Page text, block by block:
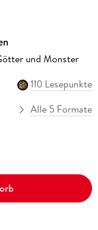
und Monster
110 Lesepunkte
Alle 5 Formate